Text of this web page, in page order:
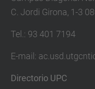
C. Jordi Girona, 1-3
Tel.: 93 401 7194
E-mail:
Directorio UPC